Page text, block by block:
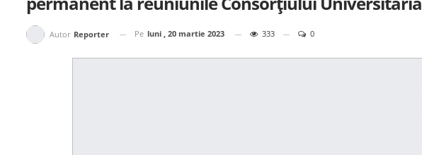
Autor Reporter Pe luni , 20 martie 2023 333 0